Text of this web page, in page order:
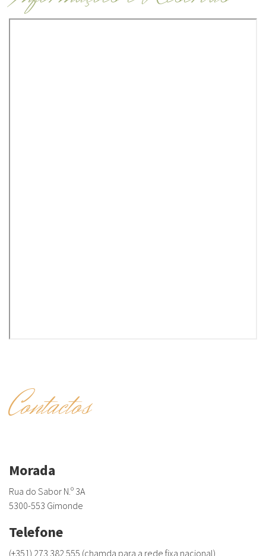
Contactos
Morada
Rua do Sabor N.º 3A
5300-553 Gimonde
Telefone
(+351) 273 382 555 (chamda para a rede fixa nacional)